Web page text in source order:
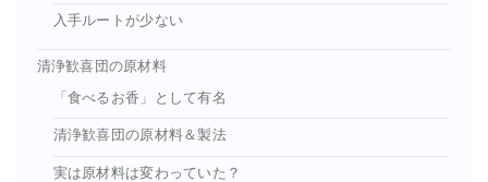
入手ルートが少ない
清浄歓喜団の原材料
「食べるお香」として有名
清浄歓喜団の原材料＆製法
実は原材料は変わっていた？